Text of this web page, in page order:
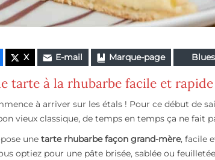
X E-mail Marque-page
tarte à la rhubarbe facile et rapide
à arriver sur les étals ! Pour ce début de
vieux classique, de temps en temps ça ne fait
une tarte rhubarbe façon grand-mère, facile
optiez pour une pâte brisée, sablée ou